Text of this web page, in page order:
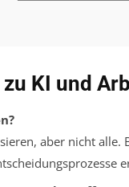
KI und
aber nicht alle.